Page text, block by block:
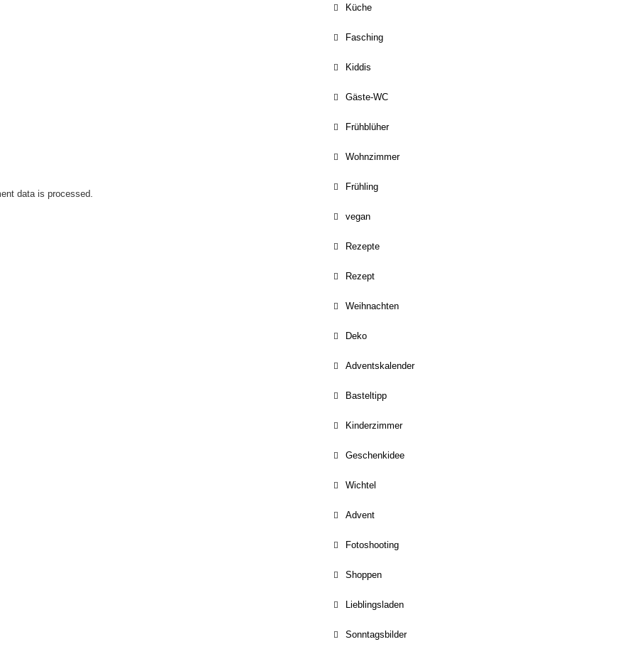
data is processed.
Küche
Fasching
Kiddis
Gäste-WC
Frühblüher
Wohnzimmer
Frühling
vegan
Rezepte
Rezept
Weihnachten
Deko
Adventskalender
Basteltipp
Kinderzimmer
Geschenkidee
Wichtel
Advent
Fotoshooting
Shoppen
Lieblingsladen
Sonntagsbilder